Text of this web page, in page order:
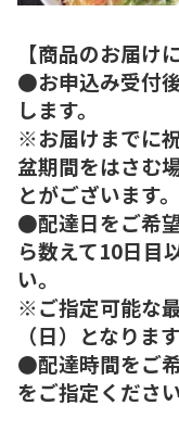
【商品のお届け
●お申込み受付
します。
※お届けまでに
盆期間をはさむ
とがございます
●配達日をご希
ら数えて10日目
い。
※ご指定可能な
（日）となります
●配達時間をご
をご指定ください